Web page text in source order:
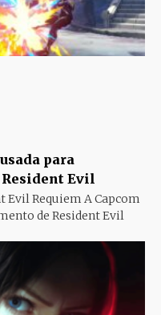
para
Evil
Evil Requiem A Capcom
de Resident Evil